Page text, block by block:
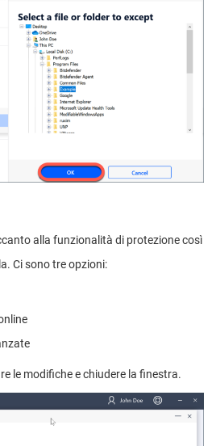
alla funzionalità di protezione così
Ci sono tre opzioni:
le modifiche e chiudere la finestra.